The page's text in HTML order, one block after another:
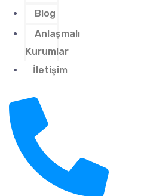
Blog
Anlaşmalı
Kurumlar
İletişim